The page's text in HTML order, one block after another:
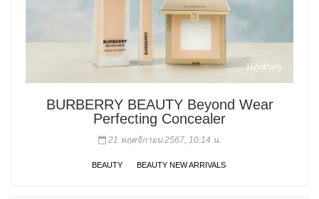
BURBERRY BEAUTY Beyond Wear
Perfecting Concealer
21 พฤศจิกายน 2567, 10:14 น.
BEAUTY BEAUTY NEW ARRIVALS